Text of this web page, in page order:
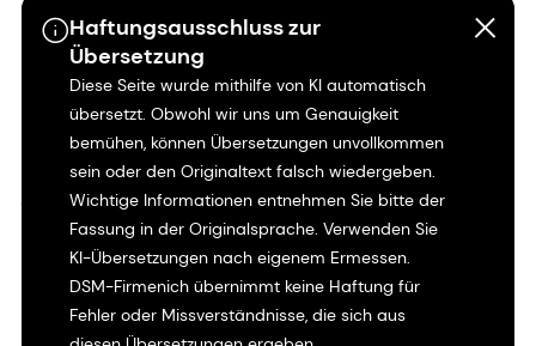
Haftungsausschluss zur
Übersetzung
Diese Seite wurde mithilfe von KI automatisch
übersetzt. Obwohl wir uns um Genauigkeit
bemühen, können Übersetzungen unvollkommen
sein oder den Originaltext falsch wiedergeben.
Wichtige Informationen entnehmen Sie bitte der
Fassung in der Originalsprache. Verwenden Sie
KI-Übersetzungen nach eigenem Ermessen.
DSM-Firmenich übernimmt keine Haftung für
Fehler oder Missverständnisse, die sich aus
Kalifornien-Transparenz
Erklärung zur Zugänglichkeit
Rechtliche Informationen
Sitemap